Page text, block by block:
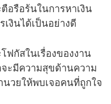
อร้นในการหาเงิน
งินได้เป็นอย่างดี
กัสในเรื่องของงาน
ะมีความสุขด้านความ
นวยให้พบเจอคนที่ถูกใจ